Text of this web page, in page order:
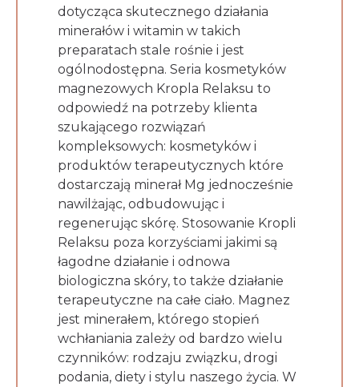
dotycząca skutecznego działania
minerałów i witamin w takich
preparatach stale rośnie i jest
ogólnodostępna. Seria kosmetyków
magnezowych Kropla Relaksu to
odpowiedź na potrzeby klienta
szukającego rozwiązań
kompleksowych: kosmetyków i
produktów terapeutycznych które
dostarczają minerał Mg jednocześnie
nawilżając, odbudowując i
regenerując skórę. Stosowanie Kropli
Relaksu poza korzyściami jakimi są
łagodne działanie i odnowa
biologiczna skóry, to także działanie
terapeutyczne na całe ciało. Magnez
jest minerałem, którego stopień
wchłaniania zależy od bardzo wielu
czynników: rodzaju związku, drogi
podania, diety i stylu naszego życia. W